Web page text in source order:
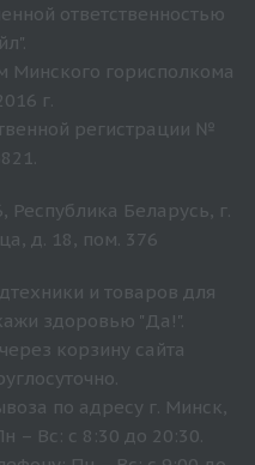
ответственностью
Минского горисполкома
г.
регистрации №
Беларусь, г.
д. 18, пом. 376
и товаров для
здоровью "Да!".
корзину сайта
по адресу г. Минск,
– Вс: с 8:30 до 20:30.